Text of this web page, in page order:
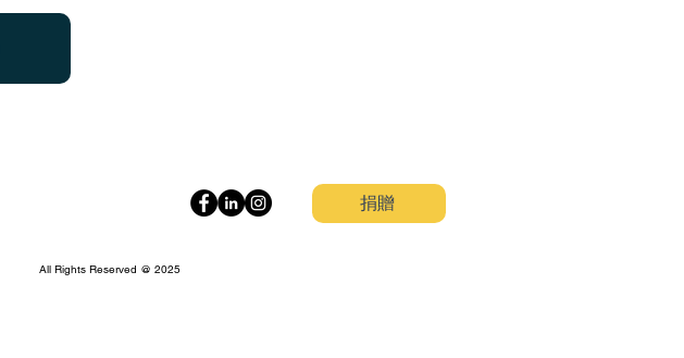
捐贈
All Rights Reserved @ 2025